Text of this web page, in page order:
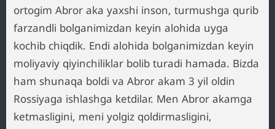
ortogim Abror aka yaxshi inson, turmushga qurib
farzandli bolganimizdan keyin alohida uyga
kochib chiqdik. Endi alohida bolganimizdan keyin
moliyaviy qiyinchiliklar bolib turadi hamada. Bizda
ham shunaqa boldi va Abror akam 3 yil oldin
Rossiyaga ishlashga ketdilar. Men Abror akamga
ketmasligini, meni yolgiz qoldirmasligini,